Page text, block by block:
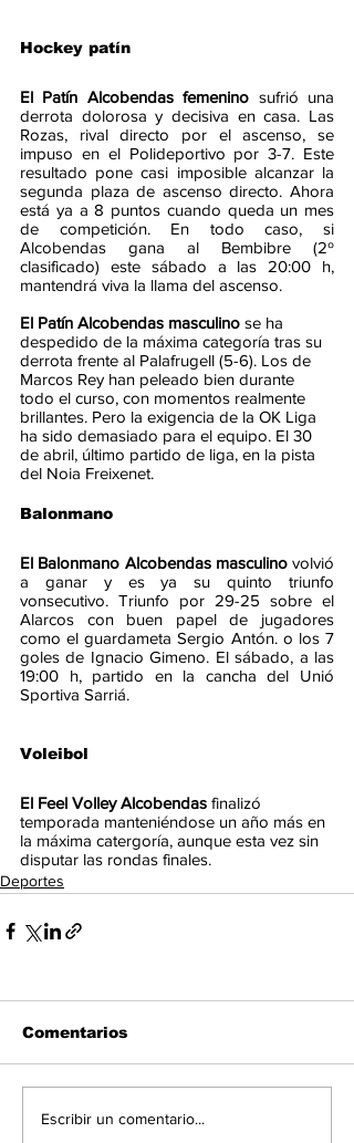
Hockey patín
El Patín Alcobendas femenino sufrió una
derrota dolorosa y decisiva en casa. Las
Rozas, rival directo por el ascenso, se
impuso en el Polideportivo por 3-7. Este
resultado pone casi imposible alcanzar la
segunda plaza de ascenso directo. Ahora
está ya a 8 puntos cuando queda un mes
de competición. En todo caso, si
Alcobendas gana al Bembibre (2º
clasificado) este sábado a las 20:00 h,
mantendrá viva la llama del ascenso.
El Patín Alcobendas masculino se ha
despedido de la máxima categoría tras su
derrota frente al Palafrugell (5-6). Los de
Marcos Rey han peleado bien durante
todo el curso, con momentos realmente
brillantes. Pero la exigencia de la OK Liga
ha sido demasiado para el equipo. El 30
de abril, último partido de liga, en la pista
del Noia Freixenet.
Balonmano
El Balonmano Alcobendas masculino volvió
a ganar y es ya su quinto triunfo
vonsecutivo. Triunfo por 29-25 sobre el
Alarcos con buen papel de jugadores
como el guardameta Sergio Antón. o los 7
goles de Ignacio Gimeno. El sábado, a las
19:00 h, partido en la cancha del Unió
Sportiva Sarriá.
Voleibol
El Feel Volley Alcobendas finalizó
temporada manteniéndose un año más en
la máxima catergoría, aunque esta vez sin
disputar las rondas finales.
Deportes
Comentarios
Escribir un comentario...